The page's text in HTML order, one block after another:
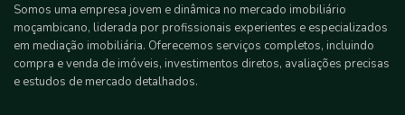
Somos uma empresa jovem e dinâmica no mercado imobiliário
moçambicano, liderada por profissionais experientes e especializados
em mediação imobiliária. Oferecemos serviços completos, incluindo
compra e venda de imóveis, investimentos diretos, avaliações precisas
e estudos de mercado detalhados.